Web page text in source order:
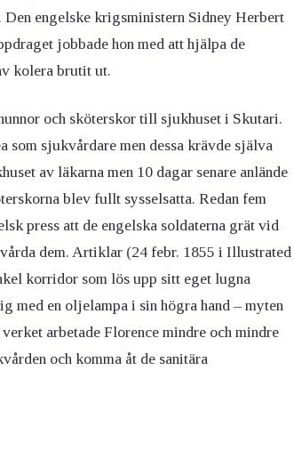
engelske krigsministern Sidney Herbert
jobbade hon med att hjälpa de
kolera brutit ut.
och sköterskor till sjukhuset i Skutari.
som sjukvårdare men dessa krävde själva
av läkarna men 10 dagar senare anlände
blev fullt sysselsatta. Redan fem
press att de engelska soldaterna grät vid
dem. Artiklar (24 febr. 1855 i Illustrated
korridor som lös upp sitt eget lugna
med en oljelampa i sin högra hand – myten
arbetade Florence mindre och mindre
och komma åt de sanitära